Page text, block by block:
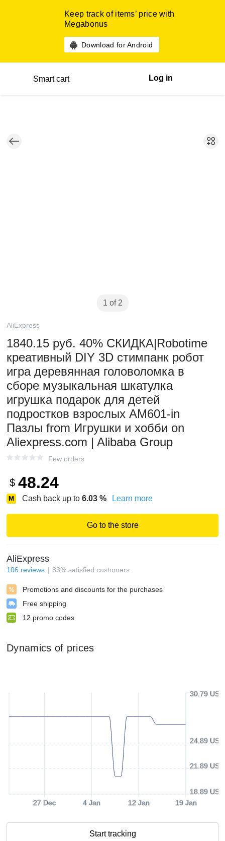
Keep track of items’ price with
Megabonus
Download for Android
Smart cart Log in
1 of 2
AliExpress
1840.15 руб. 40% СКИДКА|Robotime
креативный DIY 3D стимпанк робот
игра деревянная головоломка в
сборе музыкальная шкатулка
игрушка подарок для детей
подростков взрослых AM601-in
Пазлы from Игрушки и хобби on
Aliexpress.com | Alibaba Group
Few orders
$ 48.24
Cash back up to 6.03 % Learn more
Go to the store
AliExpress
106 reviews 83% satisfied customers
Promotions and discounts for the purchases
Free shipping
12 promo codes
Dynamics of prices
27 Dec 4 Jan 12 Jan 19 Jan
18.89 USD
21.89 USD
24.89 USD
30.79 USD
Start tracking